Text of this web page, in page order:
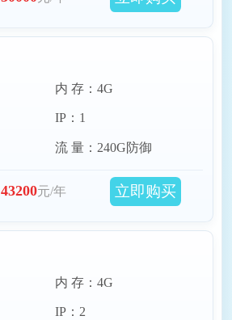
内 存：4G
IP：1
流 量：240G防御
43200元/年 立即购买
内 存：4G
IP：2